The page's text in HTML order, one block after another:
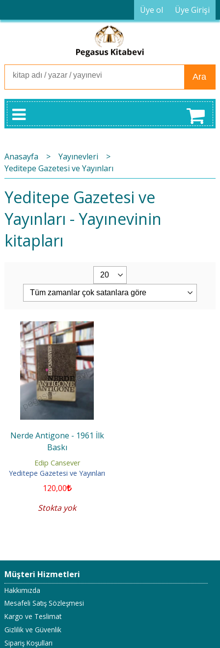
Üye ol Üye Girişi
Ara
Anasayfa > Yayınevleri
>
Yeditepe Gazetesi ve Yayınları
Yeditepe Gazetesi ve
Yayınları - Yayınevinin
kitapları
Nerde Antigone - 1961 İlk
Baskı
Edip Cansever
Yeditepe Gazetesi ve Yayınları
120,00
Stokta yok
Müşteri Hizmetleri
Hakkımızda
Mesafeli Satış Sözleşmesi
Kargo ve Teslimat
Gizlilik ve Güvenlik
Sipariş Koşulları